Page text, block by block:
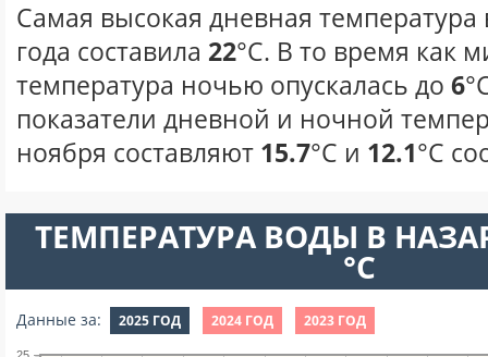
Самая высокая дневная температура
года составила 22°С. В то время как
температура ночью опускалась до 6
показатели дневной и ночной
ноября составляют 15.7°С и 12.1°С
ТЕМПЕРАТУРА ВОДЫ В
°C
Данные за: 2025 ГОД 2024 ГОД 2023 ГОД